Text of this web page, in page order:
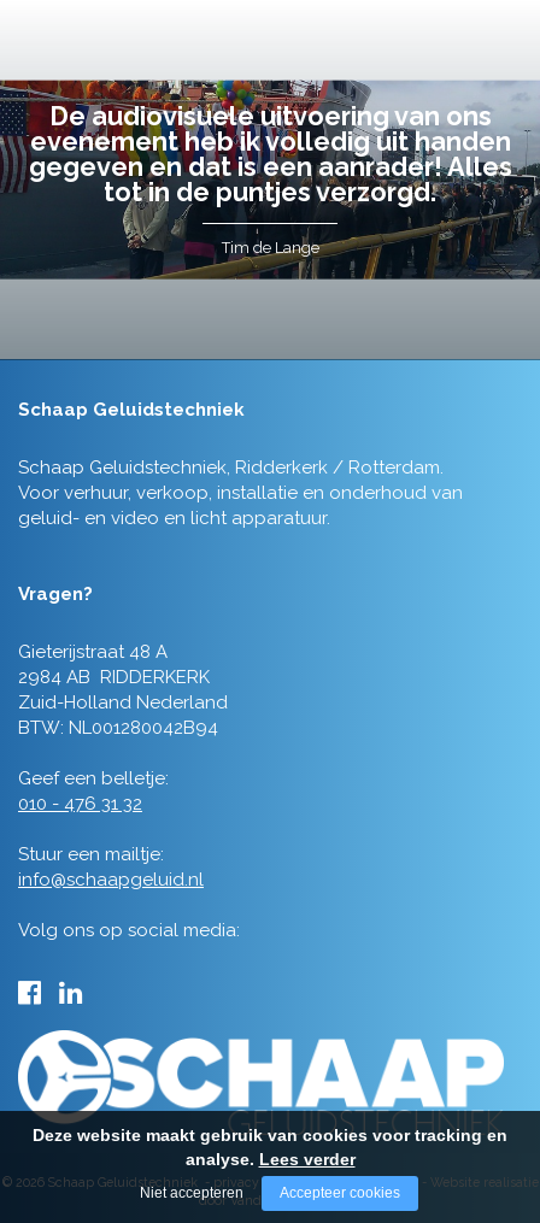
De audiovisuele uitvoering van ons
evenement heb ik volledig uit handen
gegeven en dat is een aanrader! Alles
tot in de puntjes verzorgd.
Tim de Lange
Schaap Geluidstechniek
Schaap Geluidstechniek, Ridderkerk / Rotterdam.
Voor verhuur, verkoop, installatie en onderhoud van
geluid- en video en licht apparatuur.
Vragen?
Gieterijstraat 48 A
2984 AB RIDDERKERK
Zuid-Holland Nederland
BTW: NL001280042B94
Geef een belletje:
010 - 476 31 32
Stuur een mailtje:
info@schaapgeluid.nl
Volg ons op social media:
© 2026 Schaap Geluidstechniek - privacy - algemene voorwaarden- Website realisatie
door Vanderperk Groep
Deze website maakt gebruik van cookies voor tracking en
analyse. Lees verder
Niet accepteren Accepteer cookies